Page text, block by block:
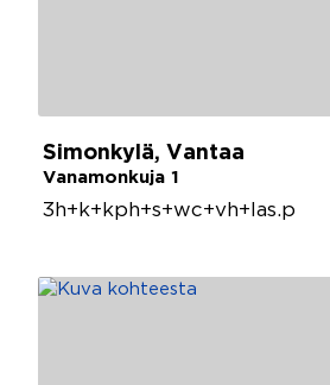
Simonkylä, Vantaa
Vanamonkuja 1
3h+k+kph+s+wc+vh+las.p